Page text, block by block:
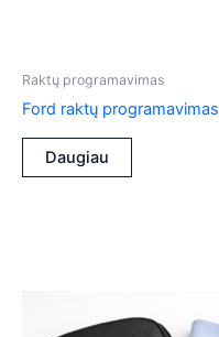
Raktų programavimas
Ford raktų programavimas
Daugiau